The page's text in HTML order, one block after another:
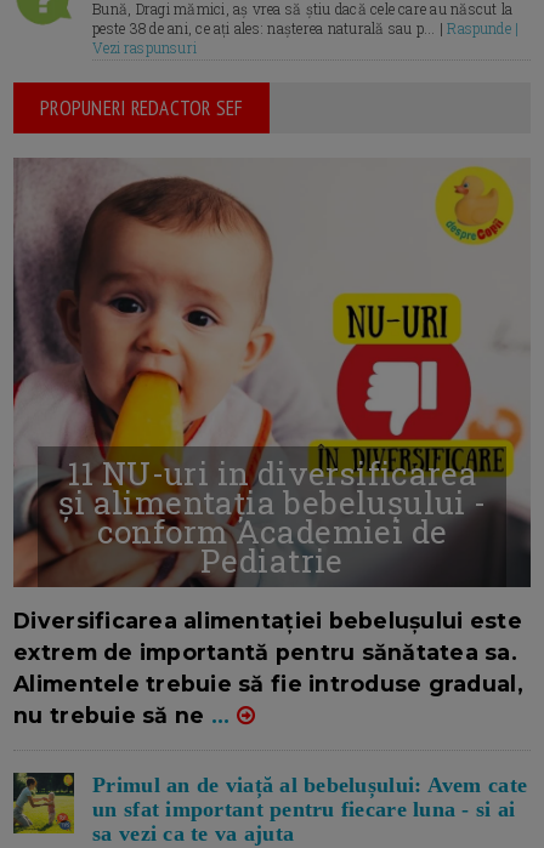
Bună, Dragi mămici, aș vrea să știu dacă cele care au născut la
peste 38 de ani, ce ați ales: nașterea naturală sau p... |Raspunde |
Vezi raspunsuri
PROPUNERI REDACTOR SEF
11 NU-uri in diversificarea
și alimentația bebelușului -
conform Academiei de
Pediatrie
Diversificarea alimentației bebelușului este
extrem de importantă pentru sănătatea sa.
Alimentele trebuie să fie introduse gradual,
nu trebuie să ne ...
Primul an de viață al bebelușului: Avem cate
un sfat important pentru fiecare luna - si ai
sa vezi ca te va ajuta